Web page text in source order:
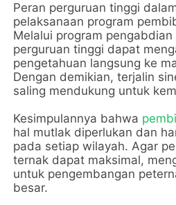
Peran perguruan tinggi
pelaksanaan program
Melalui program
perguruan tinggi dapat
pengetahuan langsung ke
Dengan demikian, terjalin
saling mendukung untuk
Kesimpulannya bahwa
hal mutlak diperlukan dan
pada setiap wilayah. Agar
ternak dapat maksimal,
untuk pengembangan
besar.